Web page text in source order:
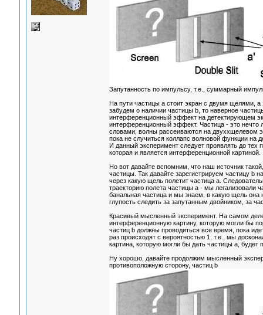
Запутанность по импульсу, т.е., суммарный
На пути частицы a стоит экран с двумя щелями,
забудем о наличии частицы b, то наверное
интерференционный эффект на детектирующем
интерференционный эффект. Частица - это
словами, волны рассеиваются на двуххщелевом
пока не случиться коллапс волновой функции на
И данный эксперимент следует проявлять до тех
которая и является интерференционной картиной.
Но вот давайте вспомним, что наш источник
частицы. Так давайте зарегистрируем частицу b
через какую щель полетит частица а.
траекторию полета частицы а - мы легализовали
банальная частица и мы знаем, в какую щель она
глупость следить за запутанным двойником, за
Красивый мысленный эксперимент. На самом
интерференционную картину, которую могли бы
частиц b должны проводиться все время, пока
раз происходят с вероятностью 1, т.е., мы
картина, которую могли бы дать частицы а, будет
Ну хорошо, давайте продолжим мысленный
противоположную сторону, частиц b